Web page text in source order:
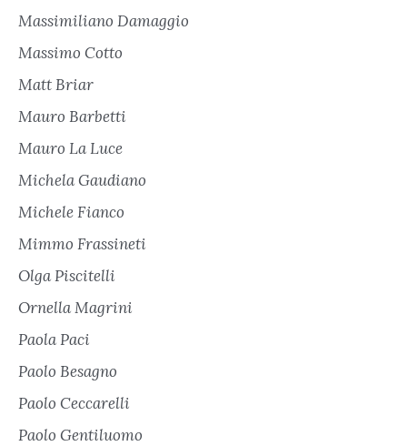
Massimiliano Damaggio
Massimo Cotto
Matt Briar
Mauro Barbetti
Mauro La Luce
Michela Gaudiano
Michele Fianco
Mimmo Frassineti
Olga Piscitelli
Ornella Magrini
Paola Paci
Paolo Besagno
Paolo Ceccarelli
Paolo Gentiluomo